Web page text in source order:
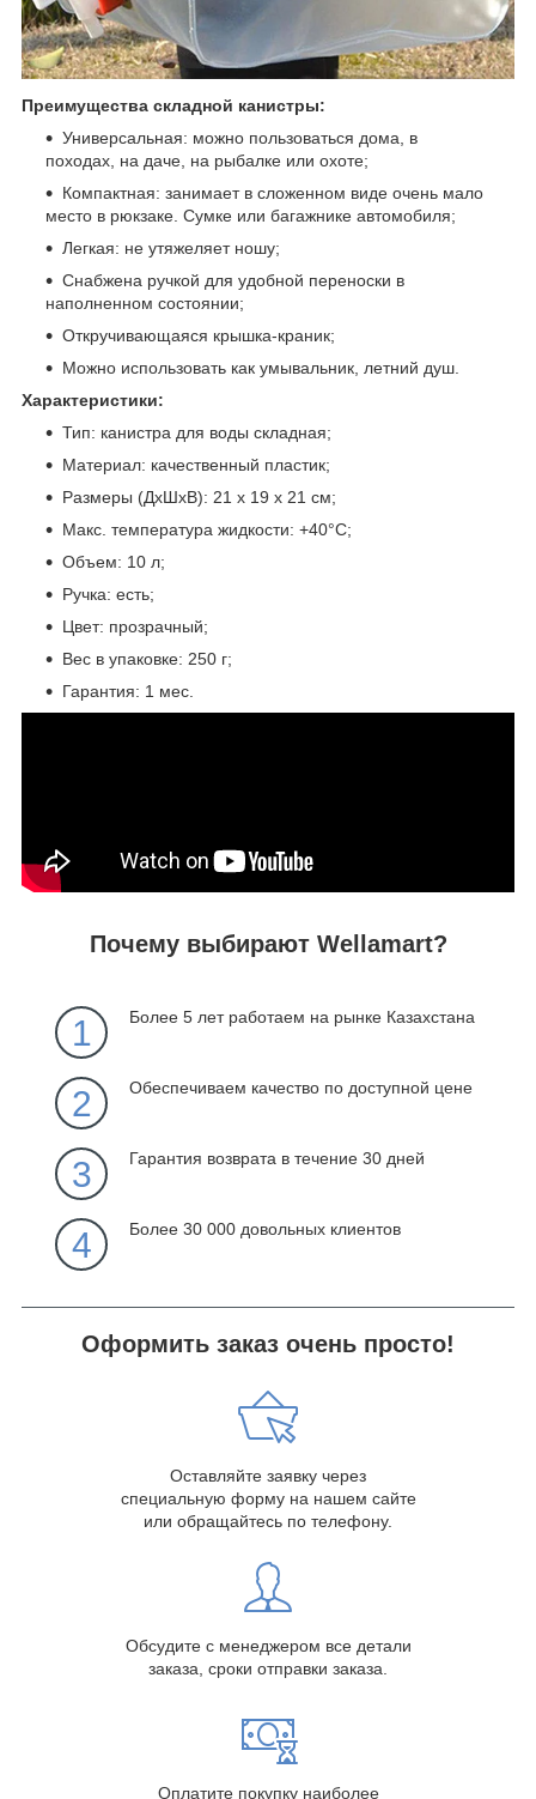
Преимущества складной канистры:
Универсальная: можно пользоваться дома, в
походах, на даче, на рыбалке или охоте;
Компактная: занимает в сложенном виде очень мало
место в рюкзаке. Сумке или багажнике автомобиля;
Легкая: не утяжеляет ношу;
Снабжена ручкой для удобной переноски в
наполненном состоянии;
Откручивающаяся крышка-краник;
Можно использовать как умывальник, летний душ.
Характеристики:
Тип: канистра для воды складная;
Материал: качественный пластик;
Размеры (ДхШхВ): 21 х 19 х 21 см;
Макс. температура жидкости: +40°С;
Объем: 10 л;
Ручка: есть;
Цвет: прозрачный;
Вес в упаковке: 250 г;
Гарантия: 1 мес.
Почему выбирают Wellamart?
1 Более 5 лет работаем на рынке Казахстана
2 Обеспечиваем качество по доступной цене
3 Гарантия возврата в течение 30 дней
4 Более 30 000 довольных клиентов
Оформить заказ очень просто!
Оставляйте заявку через
специальную форму на нашем сайте
или обращайтесь по телефону.
Обсудите с менеджером все детали
заказа, сроки отправки заказа.
Оплатите покупку наиболее